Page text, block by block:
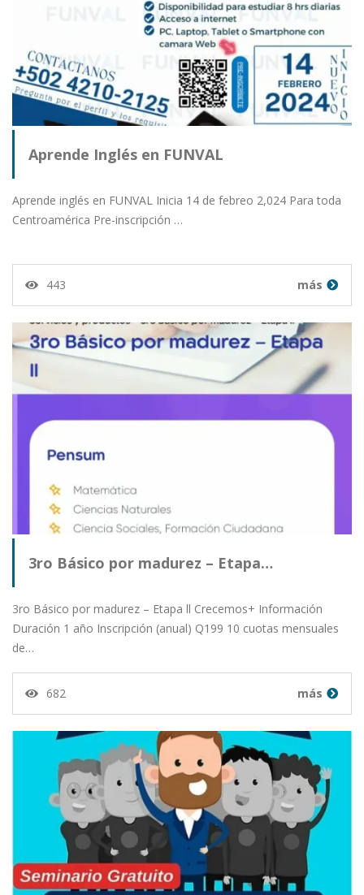
Aprende Inglés en FUNVAL
Aprende inglés en FUNVAL Inicia 14 de febreo 2,024 Para toda
Centroamérica Pre-inscripción …
443 más
3ro Básico por madurez – Etapa…
3ro Básico por madurez – Etapa ll Crecemos+ Información
Duración 1 año Inscripción (anual) Q199 10 cuotas mensuales
de…
682 más